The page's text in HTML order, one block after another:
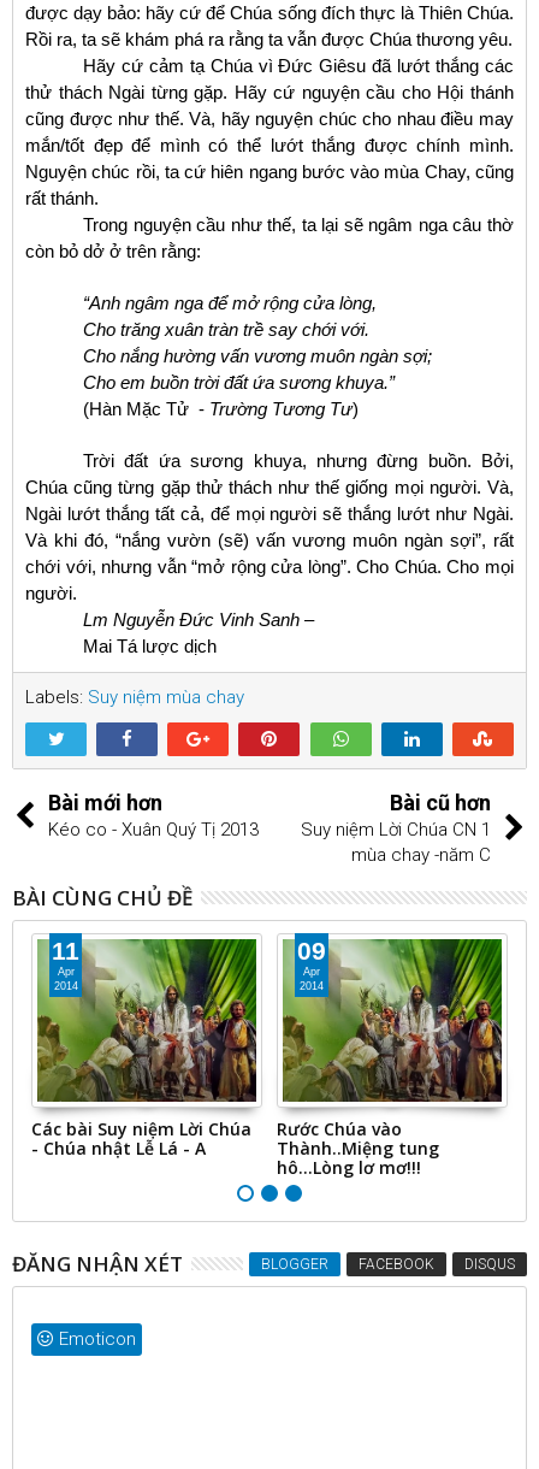
được dạy bảo: hãy cứ để Chúa sống đích thực là Thiên Chúa.
Rồi ra, ta sẽ khám phá ra rằng ta vẫn được Chúa thương yêu.
Hãy cứ cảm tạ Chúa vì Đức Giêsu đã lướt thắng các
thử thách Ngài từng gặp. Hãy cứ nguyện cầu cho Hội thánh
cũng được như thế. Và, hãy nguyện chúc cho nhau điều may
mắn/tốt đẹp để mình có thể lướt thắng được chính mình.
Nguyện chúc rồi, ta cứ hiên ngang bước vào mùa Chay, cũng
rất thánh.
Trong nguyện cầu như thế, ta lại sẽ ngâm nga câu thờ
còn bỏ dở ở trên rằng:
“Anh ngâm nga để mở rộng cửa lòng,
Cho trăng xuân tràn trề say chới với.
Cho nắng hường vấn vương muôn ngàn sợi;
Cho em buồn trời đất ứa sương khuya.”
(Hàn Mặc Tử ­ - Trường Tương Tư)
Trời đất ứa sương khuya, nhưng đừng buồn. Bởi,
Chúa cũng từng gặp thử thách như thế giống mọi người. Và,
Ngài lướt thắng tất cả, để mọi người sẽ thắng lướt như Ngài.
Và khi đó, “nắng vườn (sẽ) vấn vương muôn ngàn sợi”, rất
chới với, nhưng vẫn “mở rộng cửa lòng”. Cho Chúa. Cho mọi
người.
Lm Nguyễn Đức Vinh Sanh –
Mai Tá lược dịch
Labels: Suy niệm mùa chay
Bài mới hơn
Kéo co - Xuân Quý Tị 2013
Bài cũ hơn
Suy niệm Lời Chúa CN 1
mùa chay -năm C
BÀI CÙNG CHỦ ĐỀ
11
Apr
2014
Các bài Suy niệm Lời Chúa
- Chúa nhật Lễ Lá - A
09
Apr
2014
Rước Chúa vào
Thành..Miệng tung
hô...Lòng lơ mơ!!!
ĐĂNG NHẬN XÉT BLOGGER FACEBOOK DISQUS
Emoticon